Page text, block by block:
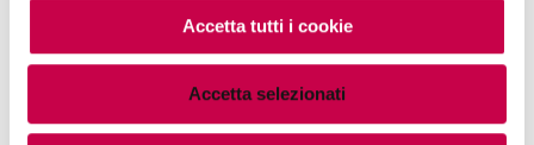
Accetta tutti i cookie
Accetta selezionati